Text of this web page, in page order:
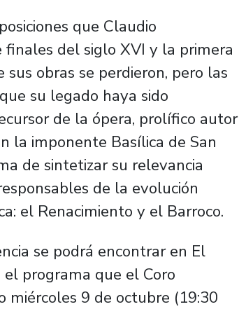
que Claudio
del siglo XVI y la primera
obras se perdieron, pero las
su legado haya sido
de la ópera, prolífico autor
la imponente Basílica de San
de sintetizar su relevancia
de la evolución
el Renacimiento y el Barroco.
se podrá encontrar en El
el programa que el Coro
miércoles 9 de octubre (19:30